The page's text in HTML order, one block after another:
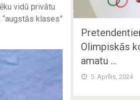
vidū privātu
klases”
Olimpiskās
amatu …
5. Aprīlis, 2024